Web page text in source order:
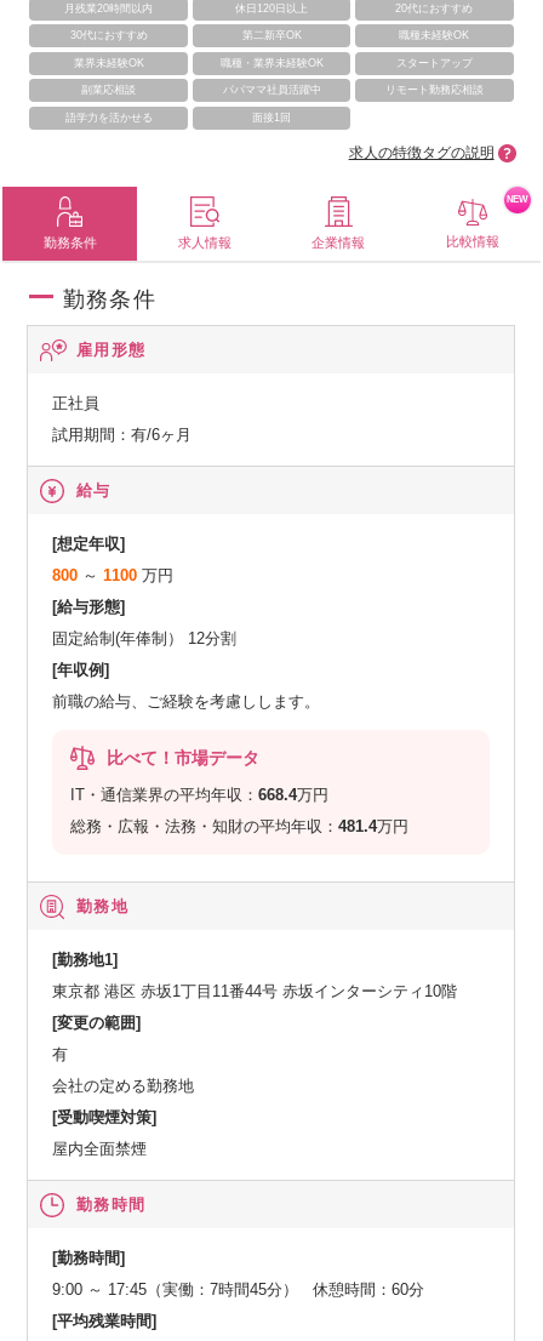
月残業20時間以内 休日120日以上 20代におすすめ
30代におすすめ 第二新卒OK 職種未経験OK
業界未経験OK 職種・業界未経験OK スタートアップ
副業応相談 パパママ社員活躍中 リモート勤務応相談
語学力を活かせる 面接1回
求人の特徴タグの説明
勤務条件 求人情報 企業情報 比較情報
NEW
勤務条件
雇用形態
正社員
試用期間：有/6ヶ月
給与
[想定年収]
800 ～1100 万円
[給与形態]
固定給制(年俸制） 12分割
[年収例]
前職の給与、ご経験を考慮しします。
比べて！市場データ
IT・通信業界の平均年収：668.4万円
総務・広報・法務・知財の平均年収：481.4万円
勤務地
[勤務地1]
東京都 港区 赤坂1丁目11番44号 赤坂インターシティ10階
[変更の範囲]
有
会社の定める勤務地
[受動喫煙対策]
屋内全面禁煙
勤務時間
[勤務時間]
9:00 ～ 17:45（実働：7時間45分） 休憩時間：60分
[平均残業時間]